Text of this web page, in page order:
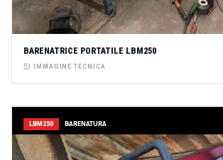
BARENATRICE PORTATILE LBM250
IMMAGINE TECNICA
LBM250 BARENATURA